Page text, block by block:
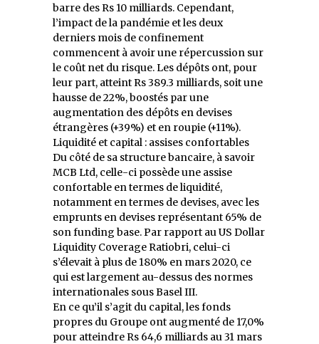
barre des Rs 10 milliards. Cependant,
l’impact de la pandémie et les deux
derniers mois de confinement
commencent à avoir une répercussion sur
le coût net du risque. Les dépôts ont, pour
leur part, atteint Rs 389.3 milliards, soit une
hausse de 22%, boostés par une
augmentation des dépôts en devises
étrangères (+39%) et en roupie (+11%).
Liquidité et capital : assises confortables
Du côté de sa structure bancaire, à savoir
MCB Ltd, celle-ci possède une assise
confortable en termes de liquidité,
notamment en termes de devises, avec les
emprunts en devises représentant 65% de
son funding base. Par rapport au US Dollar
Liquidity Coverage Ratiobri, celui-ci
s’élevait à plus de 180% en mars 2020, ce
qui est largement au-dessus des normes
internationales sous Basel III.
En ce qu’il s’agit du capital, les fonds
propres du Groupe ont augmenté de 17,0%
pour atteindre Rs 64,6 milliards au 31 mars